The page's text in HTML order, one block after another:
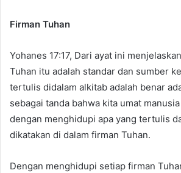
Firman Tuhan
Yohanes 17:17, Dari ayat ini
Tuhan itu adalah standar dan sumber
tertulis didalam alkitab adalah benar
sebagai tanda bahwa kita umat
dengan menghidupi apa yang tertulis
dikatakan di dalam firman Tuhan.
Dengan menghidupi setiap firman